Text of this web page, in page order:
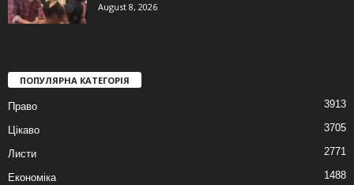
August 8, 2026
ПОПУЛЯРНА КАТЕГОРІЯ
Право 3913
Цікаво 3705
Листи 2771
Економіка 1488